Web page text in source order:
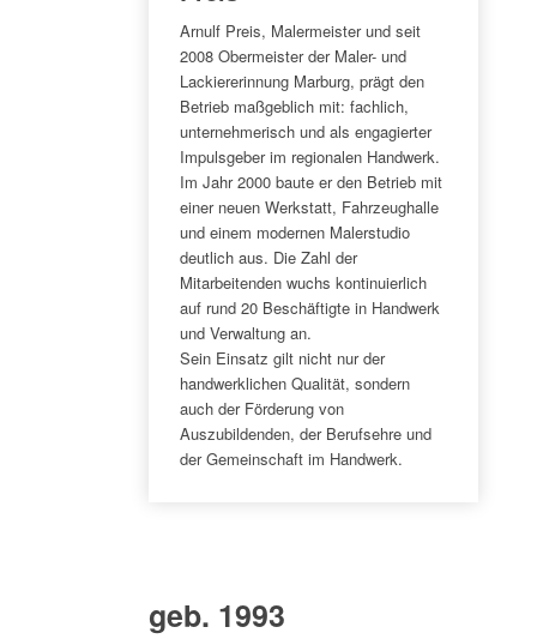
Arnulf Preis, Malermeister und seit
2008 Obermeister der Maler- und
Lackiererinnung Marburg, prägt den
Betrieb maßgeblich mit: fachlich,
unternehmerisch und als engagierter
Impulsgeber im regionalen Handwerk.
Im Jahr 2000 baute er den Betrieb mit
einer neuen Werkstatt, Fahrzeughalle
und einem modernen Malerstudio
deutlich aus. Die Zahl der
Mitarbeitenden wuchs kontinuierlich
auf rund 20 Beschäftigte in Handwerk
und Verwaltung an.
Sein Einsatz gilt nicht nur der
handwerklichen Qualität, sondern
auch der Förderung von
Auszubildenden, der Berufsehre und
der Gemeinschaft im Handwerk.
geb. 1993